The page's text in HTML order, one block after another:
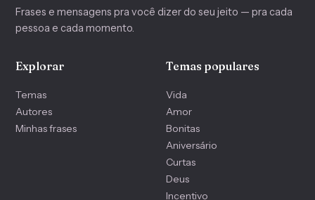
Frases e mensagens pra você dizer do seu jeito — pra cada
pessoa e cada momento.
Explorar
Temas
Autores
Minhas frases
Temas populares
Vida
Amor
Bonitas
Aniversário
Curtas
Deus
Incentivo